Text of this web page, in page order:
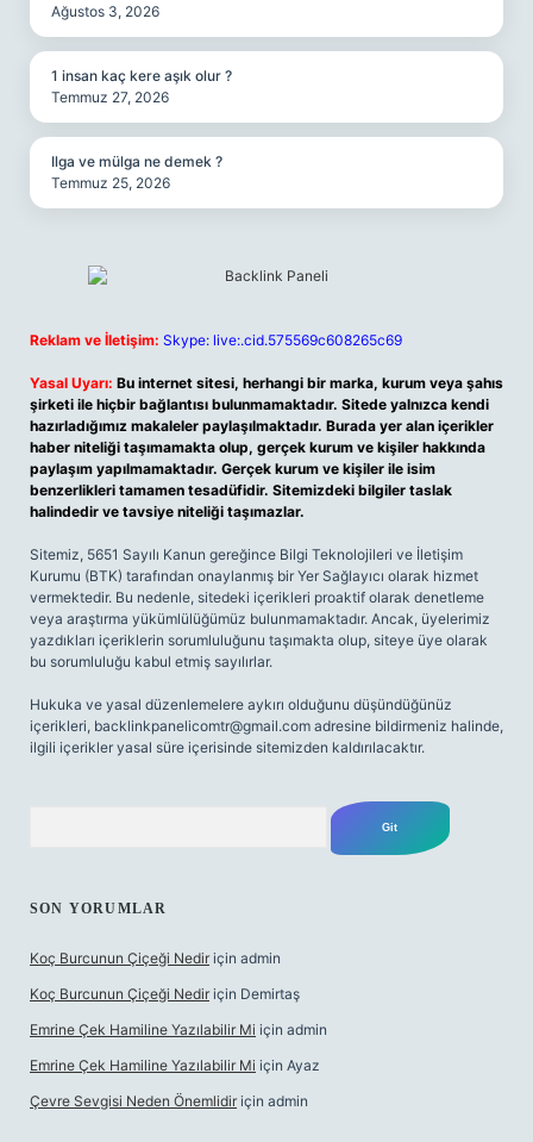
Ağustos 3, 2026
1 insan kaç kere aşık olur ?
Temmuz 27, 2026
Ilga ve mülga ne demek ?
Temmuz 25, 2026
Reklam ve İletişim: Skype: live:.cid.575569c608265c69
Yasal Uyarı: Bu internet sitesi, herhangi bir marka, kurum veya şahıs
şirketi ile hiçbir bağlantısı bulunmamaktadır. Sitede yalnızca kendi
hazırladığımız makaleler paylaşılmaktadır. Burada yer alan içerikler
haber niteliği taşımamakta olup, gerçek kurum ve kişiler hakkında
paylaşım yapılmamaktadır. Gerçek kurum ve kişiler ile isim
benzerlikleri tamamen tesadüfidir. Sitemizdeki bilgiler taslak
halindedir ve tavsiye niteliği taşımazlar.
Sitemiz, 5651 Sayılı Kanun gereğince Bilgi Teknolojileri ve İletişim
Kurumu (BTK) tarafından onaylanmış bir Yer Sağlayıcı olarak hizmet
vermektedir. Bu nedenle, sitedeki içerikleri proaktif olarak denetleme
veya araştırma yükümlülüğümüz bulunmamaktadır. Ancak, üyelerimiz
yazdıkları içeriklerin sorumluluğunu taşımakta olup, siteye üye olarak
bu sorumluluğu kabul etmiş sayılırlar.
Hukuka ve yasal düzenlemelere aykırı olduğunu düşündüğünüz
içerikleri, backlinkpanelicomtr@gmail.com adresine bildirmeniz halinde,
ilgili içerikler yasal süre içerisinde sitemizden kaldırılacaktır.
SON YORUMLAR
Koç Burcunun Çiçeği Nedir için admin
Koç Burcunun Çiçeği Nedir için Demirtaş
Emrine Çek Hamiline Yazılabilir Mi için admin
Emrine Çek Hamiline Yazılabilir Mi için Ayaz
Çevre Sevgisi Neden Önemlidir için admin